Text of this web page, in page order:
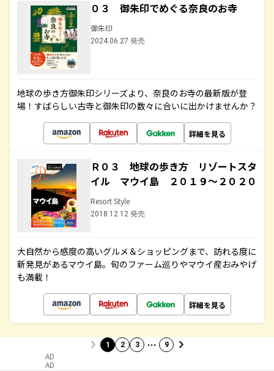
０３ 御朱印でめぐる奈良のお寺
御朱印
2024.06.27 発売
地球の歩き方御朱印シリーズより、奈良のお寺の最新版が登
場！すばらしい古寺と御朱印の数々に合いに出かけませんか？
詳細を見る
Ｒ０３ 地球の歩き方 リゾートスタ
イル マウイ島 ２０１９～２０２０
Resort Style
2018.12.12 発売
大自然から感度の高いグルメ＆ショッピングまで、訪れる度に
新発見があるマウイ島。旬のファーム巡りやマウイ産おみやげ
も満載！
詳細を見る
1 2 3 … 9
AD
AD